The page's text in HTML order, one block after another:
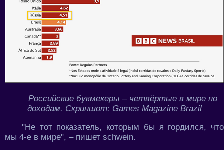
Российские букмекеры – четвёртые в мире по
доходам. Скриншот: Games Magazine Brazil
"Не тот показатель, которым бы я гордился, что
мы 4-е в мире", – пишет schwein.